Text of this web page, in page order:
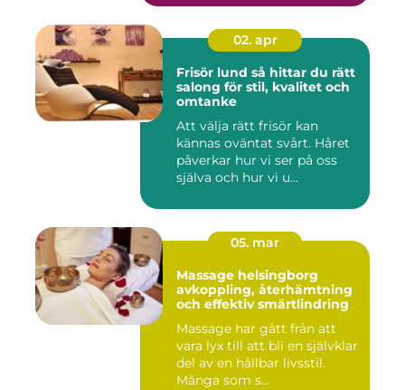
02. apr
Frisör lund så hittar du rätt
salong för stil, kvalitet och
omtanke
Att välja rätt frisör kan
kännas oväntat svårt. Håret
påverkar hur vi ser på oss
själva och hur vi u...
05. mar
Massage helsingborg
avkoppling, återhämtning
och effektiv smärtlindring
Massage har gått från att
vara lyx till att bli en självklar
del av en hållbar livsstil.
Många som s...